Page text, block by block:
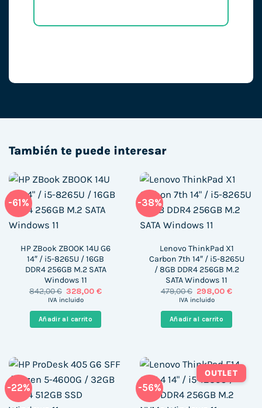
También te puede interesar
-61%
HP ZBook ZBOOK 14U G6
14″ / i5-8265U / 16GB
DDR4 256GB M.2 SATA
Windows 11
842,00€ El
precio
era:
842,00 €.
328,00€El
IVA incluido
Añadir al carrito
-38%
Lenovo ThinkPad X1
Carbon 7th 14″ / i5-8265U
/ 8GB DDR4 256GB M.2
SATA Windows 11
479,00€ El
precio
era:
479,00 €.
298,00€El
es:
IVA incluido
Añadir al carrito
-22% -56%
OUTLET